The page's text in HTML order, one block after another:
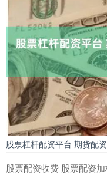
股票杠杆配资平台 期货配
股票配资收费 股票配资